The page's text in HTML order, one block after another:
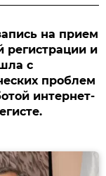
на прием
регистрации и
с
проблем
интернет-